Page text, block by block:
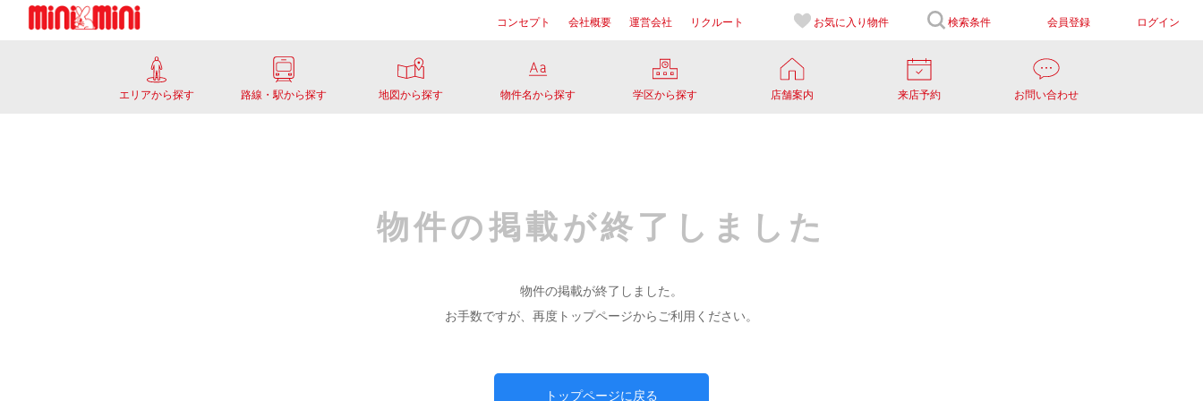
コンセプト 会社概要 運営会社 リクルート お気に入り 物件 検索条件 会員登録 ログイン
エリアから探す 路線・駅から探す 地図から探す 物件名から探す 学区から探す 店舗案内 来店予約 お問い合わせ
物件の掲載が終了しました
物件の掲載が終了しました。
お手数ですが、再度トップページからご利用ください。
トップページに戻る